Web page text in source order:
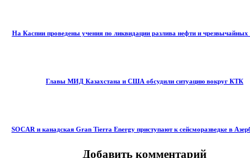
На Каспии проведены учения по ликвидации разлива нефти и чрезвычайных
Главы МИД Казахстана и США обсудили ситуацию вокруг КТК
SOCAR и канадская Gran Tierra Energy приступают к сейсморазведке в
Добавить комментарий